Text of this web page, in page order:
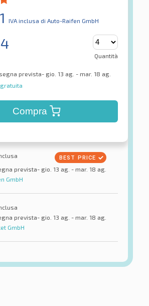
IVA inclusa di Auto-Raifen GmbH
Quantità
prevista- gio. 13 ag. - mar. 18 ag.
Compra
prevista- gio. 13 ag. - mar. 18 ag.
GmbH
prevista- gio. 13 ag. - mar. 18 ag.
GmbH